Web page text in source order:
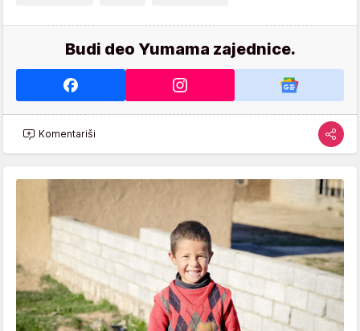
Budi deo Yumama zajednice.
Komentariši